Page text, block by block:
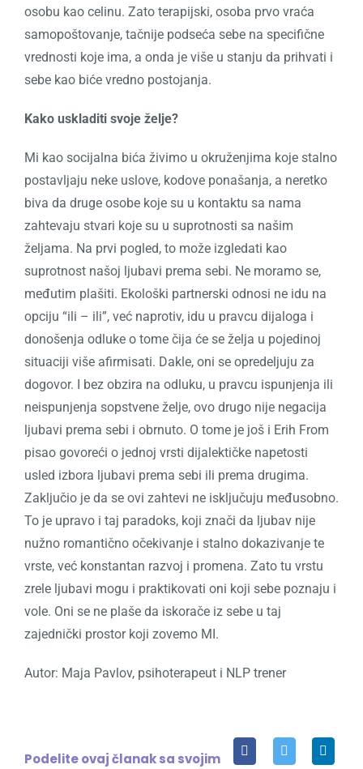
osobu kao celinu. Zato terapijski, osoba prvo vraća
samopoštovanje, tačnije podseća sebe na specifične
vrednosti koje ima, a onda je više u stanju da prihvati i
sebe kao biće vredno postojanja.
Kako uskladiti svoje želje?
Mi kao socijalna bića živimo u okruženjima koje stalno
postavljaju neke uslove, kodove ponašanja, a neretko
biva da druge osobe koje su u kontaktu sa nama
zahtevaju stvari koje su u suprotnosti sa našim
željama. Na prvi pogled, to može izgledati kao
suprotnost našoj ljubavi prema sebi. Ne moramo se,
međutim plašiti. Ekološki partnerski odnosi ne idu na
opciju “ili – ili”, već naprotiv, idu u pravcu dijaloga i
donošenja odluke o tome čija će se želja u pojedinoj
situaciji više afirmisati. Dakle, oni se opredeljuju za
dogovor. I bez obzira na odluku, u pravcu ispunjenja ili
neispunjenja sopstvene želje, ovo drugo nije negacija
ljubavi prema sebi i obrnuto. O tome je još i Erih From
pisao govoreći o jednoj vrsti dijalektičke napetosti
usled izbora ljubavi prema sebi ili prema drugima.
Zaključio je da se ovi zahtevi ne isključuju međusobno.
To je upravo i taj paradoks, koji znači da ljubav nije
nužno romantično očekivanje i stalno dokazivanje te
vrste, već konstantan razvoj i promena. Zato tu vrstu
zrele ljubavi mogu i praktikovati oni koji sebe poznaju i
vole. Oni se ne plaše da iskorače iz sebe u taj
zajednički prostor koji zovemo MI.
Autor: Maja Pavlov, psihoterapeut i NLP trener
Podelite ovaj članak sa svojim